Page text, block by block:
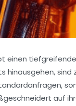
einen
hinausgehen,
auf